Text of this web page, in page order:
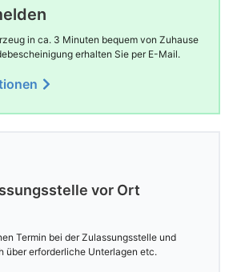
in ca. 3 Minuten bequem von Zuhause
erhalten Sie per E-Mail.
vor Ort
Termin bei der Zulassungsstelle und
über erforderliche Unterlagen etc.